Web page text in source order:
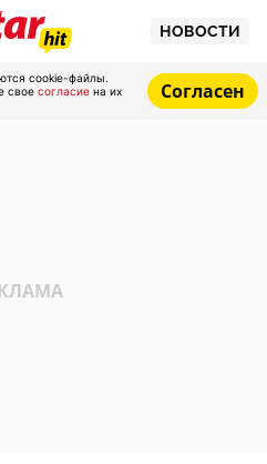
НОВОСТИ
cookie-файлы.
свое согласие на их
Согласен